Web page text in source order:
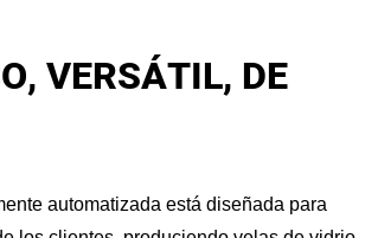
VERSÁTIL, DE
automatizada está diseñada para